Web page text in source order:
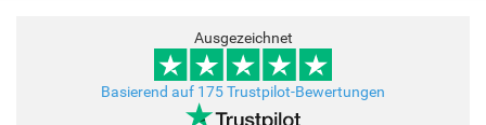
Ausgezeichnet
Basierend auf 175 Trustpilot-Bewertungen